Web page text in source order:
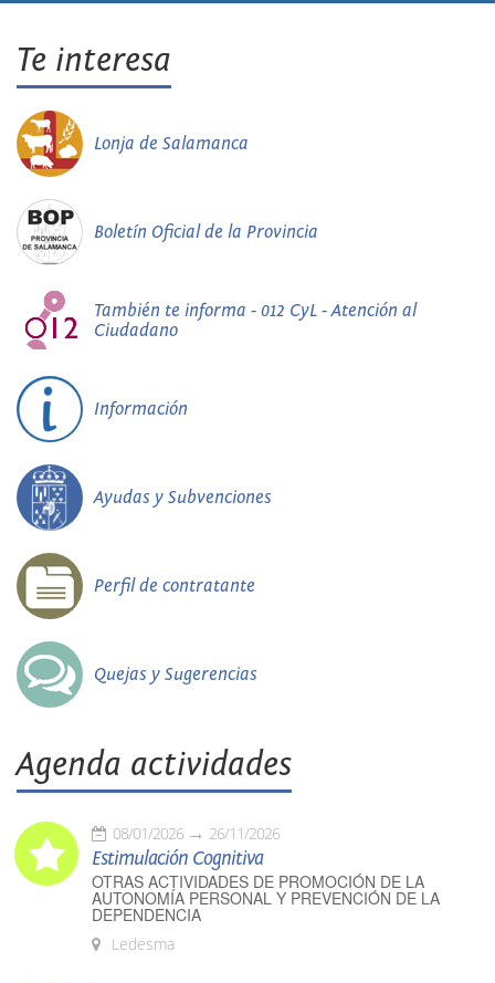
Te interesa
Lonja de Salamanca
Boletín Oficial de la Provincia
También te informa - 012 CyL - Atención al
Ciudadano
Información
Ayudas y Subvenciones
Perfil de contratante
Quejas y Sugerencias
Agenda actividades
08/01/2026 26/11/2026
Estimulación Cognitiva
OTRAS ACTIVIDADES DE PROMOCIÓN DE LA
AUTONOMÍA PERSONAL Y PREVENCIÓN DE LA
DEPENDENCIA
Ledesma